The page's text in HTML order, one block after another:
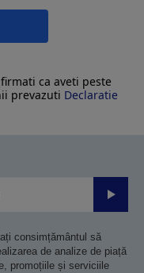
ca aveti peste
prevazuti Declaratie
consimțământul să
de analize de piață
promoțiile și serviciile